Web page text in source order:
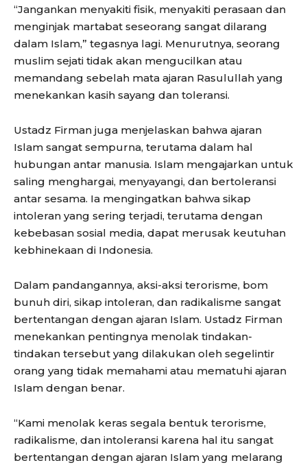
“Jangankan menyakiti fisik, menyakiti perasaan dan
menginjak martabat seseorang sangat dilarang
dalam Islam,” tegasnya lagi. Menurutnya, seorang
muslim sejati tidak akan mengucilkan atau
memandang sebelah mata ajaran Rasulullah yang
menekankan kasih sayang dan toleransi.
Ustadz Firman juga menjelaskan bahwa ajaran
Islam sangat sempurna, terutama dalam hal
hubungan antar manusia. Islam mengajarkan untuk
saling menghargai, menyayangi, dan bertoleransi
antar sesama. Ia mengingatkan bahwa sikap
intoleran yang sering terjadi, terutama dengan
kebebasan sosial media, dapat merusak keutuhan
kebhinekaan di Indonesia.
Dalam pandangannya, aksi-aksi terorisme, bom
bunuh diri, sikap intoleran, dan radikalisme sangat
bertentangan dengan ajaran Islam. Ustadz Firman
menekankan pentingnya menolak tindakan-
tindakan tersebut yang dilakukan oleh segelintir
orang yang tidak memahami atau mematuhi ajaran
Islam dengan benar.
“Kami menolak keras segala bentuk terorisme,
radikalisme, dan intoleransi karena hal itu sangat
bertentangan dengan ajaran Islam yang melarang